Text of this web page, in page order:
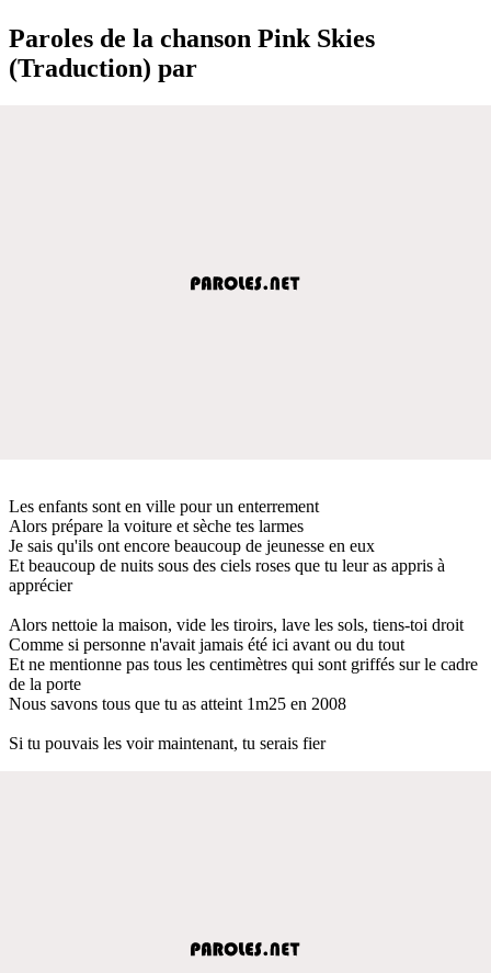
Paroles de la chanson Pink Skies
(Traduction) par
Les enfants sont en ville pour un enterrement
Alors prépare la voiture et sèche tes larmes
Je sais qu'ils ont encore beaucoup de jeunesse en eux
Et beaucoup de nuits sous des ciels roses que tu leur as appris à
apprécier
Alors nettoie la maison, vide les tiroirs, lave les sols, tiens-toi droit
Comme si personne n'avait jamais été ici avant ou du tout
Et ne mentionne pas tous les centimètres qui sont griffés sur le cadre
de la porte
Nous savons tous que tu as atteint 1m25 en 2008
Si tu pouvais les voir maintenant, tu serais fier